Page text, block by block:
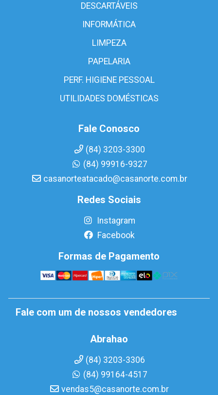
DESCARTÁVEIS
INFORMÁTICA
LIMPEZA
PAPELARIA
PERF. HIGIENE PESSOAL
UTILIDADES DOMÉSTICAS
Fale Conosco
(84) 3203-3300
(84) 99916-9327
casanorteatacado@casanorte.com.br
Redes Sociais
Instagram
Facebook
Formas de Pagamento
Fale com um de nossos vendedores
Abrahao
(84) 3203-3306
(84) 99164-4517
vendas5@casanorte.com.br